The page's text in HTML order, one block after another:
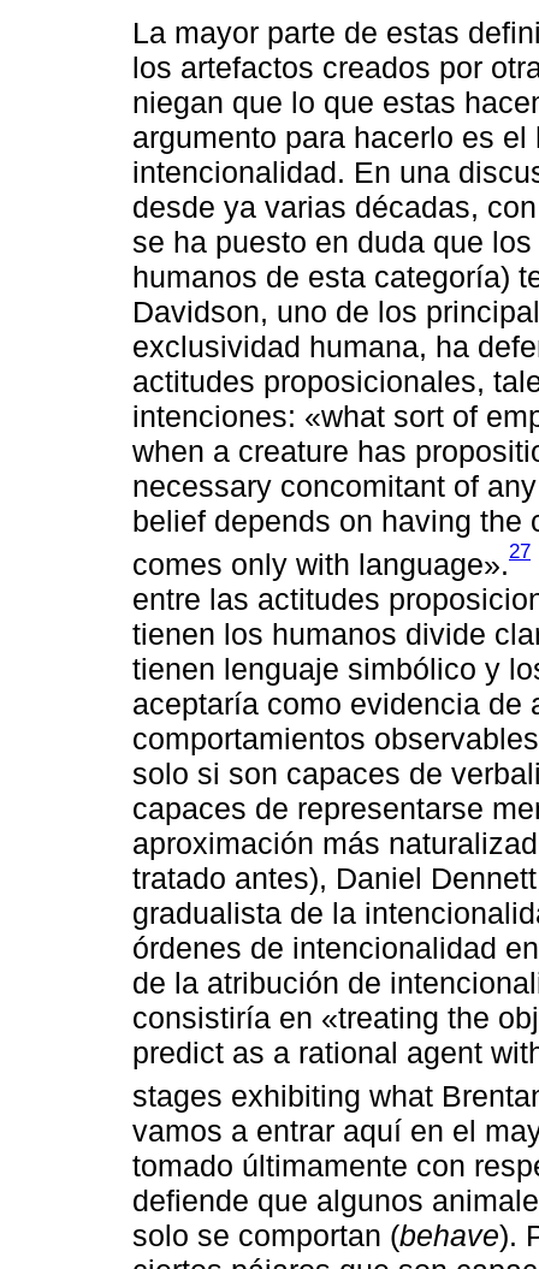
La mayor parte de estas
los artefactos creados por
niegan que lo que estas
argumento para hacerlo es
intencionalidad. En una
desde ya varias décadas,
se ha puesto en duda que
humanos de esta categoría)
Davidson, uno de los
exclusividad humana, ha
actitudes proposicionales,
intenciones: «what sort of
when a creature has
necessary concomitant of
belief depends on having the
comes only with language».27
entre las actitudes
tienen los humanos divide
tienen lenguaje simbólico y
aceptaría como evidencia de
comportamientos
solo si son capaces de
capaces de representarse
aproximación más
tratado antes), Daniel
gradualista de la
órdenes de intencionalidad
de la atribución de
consistiría en «treating the
predict as a rational agent
stages exhibiting what
vamos a entrar aquí en el
tomado últimamente con
defiende que algunos
solo se comportan (behave).